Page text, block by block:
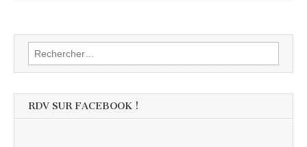
Rechercher :
RDV SUR FACEBOOK !